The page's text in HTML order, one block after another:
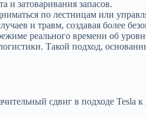
и затоваривания запасов.
по лестницам или
и травм, создавая более
реального времени об
Такой подход,
сдвиг в подходе Tesla